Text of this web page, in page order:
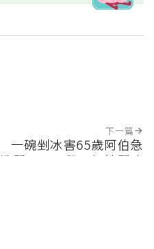
下一篇
一碗剉冰害65歲阿伯急
洗腎！醫示警：慢性腎病